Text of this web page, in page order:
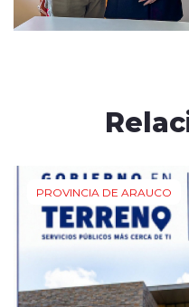
PROVINCIA DE ARAUCO